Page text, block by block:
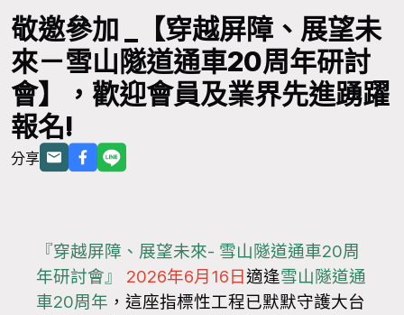
敬邀參加 _【穿越屏障、展望未
來－雪山隧道通車20周年研討
會】，歡迎會員及業界先進踴躍
報名!
分享
『穿越屏障、展望未來- 雪山隧道通車20周
年研討會』
2026年6月16日適逢雪山隧道通
車20周年 ，這座指標性工程已默默守護大台